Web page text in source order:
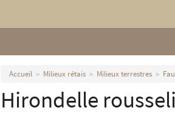
Accueil Milieux rétais Milieux terrestres
Hirondelle